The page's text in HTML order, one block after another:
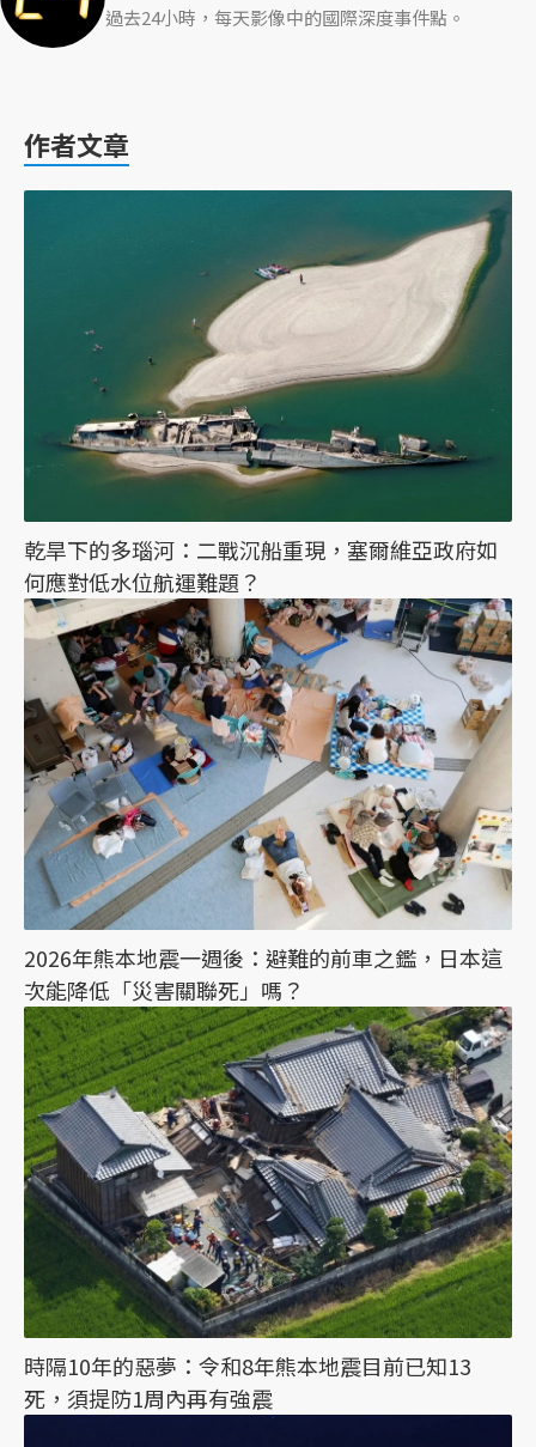
過去24小時，每天影像中的國際深度事件點。
作者文章
乾旱下的多瑙河：二戰沉船重現，塞爾維亞政府如
何應對低水位航運難題？
2026年熊本地震一週後：避難的前車之鑑，日本這
次能降低「災害關聯死」嗎？
時隔10年的惡夢：令和8年熊本地震目前已知13
死，須提防1周內再有強震